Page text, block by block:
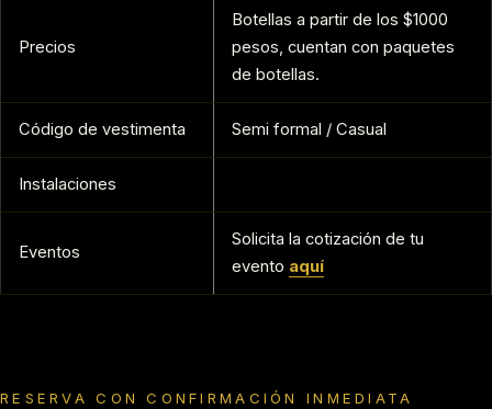
Precios
Botellas a partir de los $1000
pesos, cuentan con paquetes
de botellas.
Código de vestimenta Semi formal / Casual
Instalaciones
Eventos
Solicita la cotización de tu
evento aquí
RESERVA CON CONFIRMACIÓN INMEDIATA